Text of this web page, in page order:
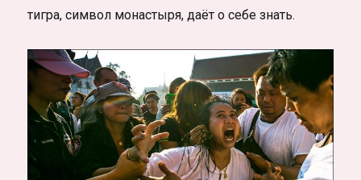
тигра, символ монастыря, даёт о себе знать.